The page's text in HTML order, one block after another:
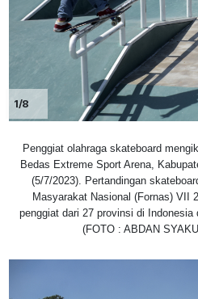
1/8
Penggiat olahraga skateboard
Bedas Extreme Sport Arena,
(5/7/2023). Pertandingan
Masyarakat Nasional (Fornas) VII
penggiat dari 27 provinsi di Indonesia
(FOTO : ABDAN